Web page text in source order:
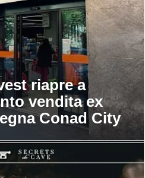
riapre a
vendita ex
Conad City